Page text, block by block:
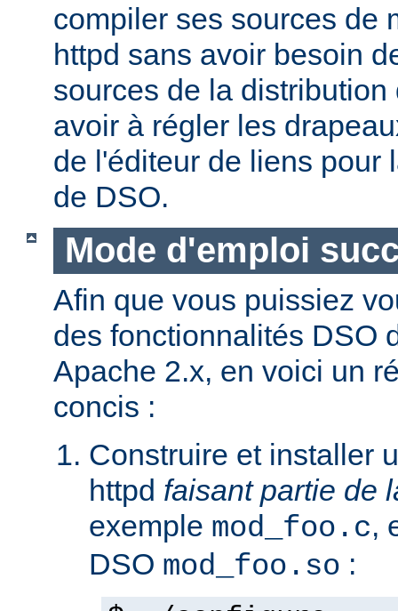
compiler ses sources de
httpd sans avoir besoin
sources de la
avoir à régler les
de l'éditeur de liens pour
de DSO.
Mode d'emploi
Afin que vous puissiez
des fonctionnalités DSO
Apache 2.x, en voici un
concis :
Construire et installer
httpd faisant partie de
exemple mod_foo.c,
DSO mod_foo.so :